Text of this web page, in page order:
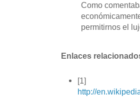
Como
permitirnos el
Enlaces
[1]
http://